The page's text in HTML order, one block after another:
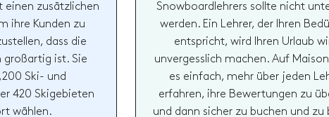
einen zusätzlichen
ihre Kunden zu
dass die
großartig ist. Sie
Ski- und
420 Skigebieten
wählen.
Snowboardlehrers sollte nicht
werden. Ein Lehrer, der Ihren
entspricht, wird Ihren Urlaub
unvergesslich machen. Auf
es einfach, mehr über jeden
erfahren, ihre Bewertungen zu
und dann sicher zu buchen und zu